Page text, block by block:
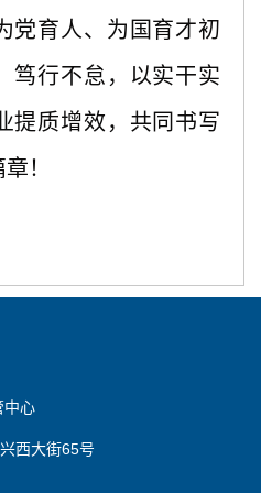
党育人、为国育才初
笃行不怠，以实干实
提质增效，共同书写
！
中心
西大街65号